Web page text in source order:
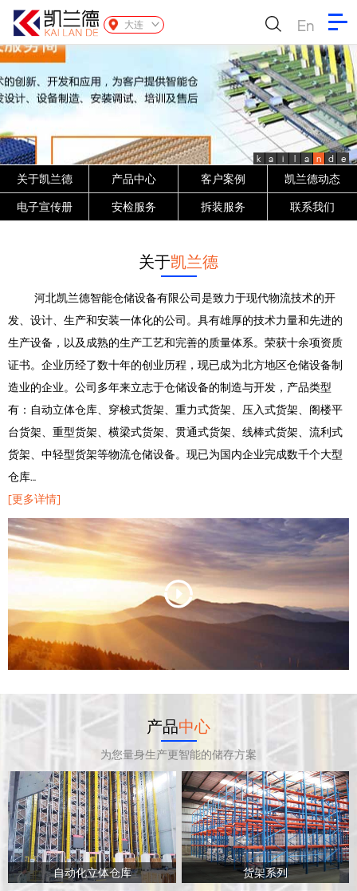
大连 En
k a i l a n d e
关于凯兰德 产品中心 客户案例 凯兰德动态
电子宣传册 安检服务 拆装服务 联系我们
关于凯兰德
河北凯兰德智能仓储设备有限公司是致力于现代物流技术的开
发、设计、生产和安装一体化的公司。具有雄厚的技术力量和先进的
生产设备，以及成熟的生产工艺和完善的质量体系。荣获十余项资质
证书。企业历经了数十年的创业历程，现已成为北方地区仓储设备制
造业的企业。公司多年来立志于仓储设备的制造与开发，产品类型
有：自动立体仓库、穿梭式货架、重力式货架、压入式货架、阁楼平
台货架、重型货架、横梁式货架、贯通式货架、线棒式货架、流利式
货架、中轻型货架等物流仓储设备。现已为国内企业完成数千个大型
仓库…
[更多详情]
产品中心
为您量身生产更智能的储存方案
自动化立体仓库 货架系列